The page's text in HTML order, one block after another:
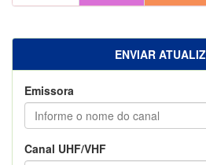
ENVIAR
Emissora
Canal UHF/VHF